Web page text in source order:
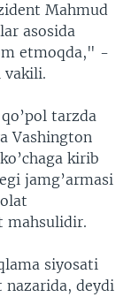
Mahmud
asosida
etmoqda," -
vakili.
tarzda
Vashington
kirib
jamg’armasi
mahsulidir.
siyosati
nazarida, deydi